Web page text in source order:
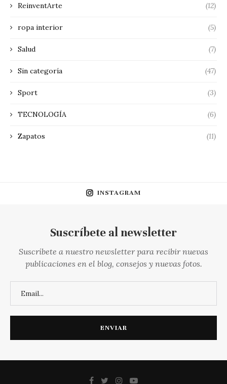
ReinventArte (12)
ropa interior (5)
Salud (7)
Sin categoría (47)
Sport (3)
TECNOLOGÍA (6)
Zapatos (11)
INSTAGRAM
Suscríbete al newsletter
Suscríbete a nuestro newsletter para recibir nuevas
publicaciones en el blog, consejos y nuevas fotos.